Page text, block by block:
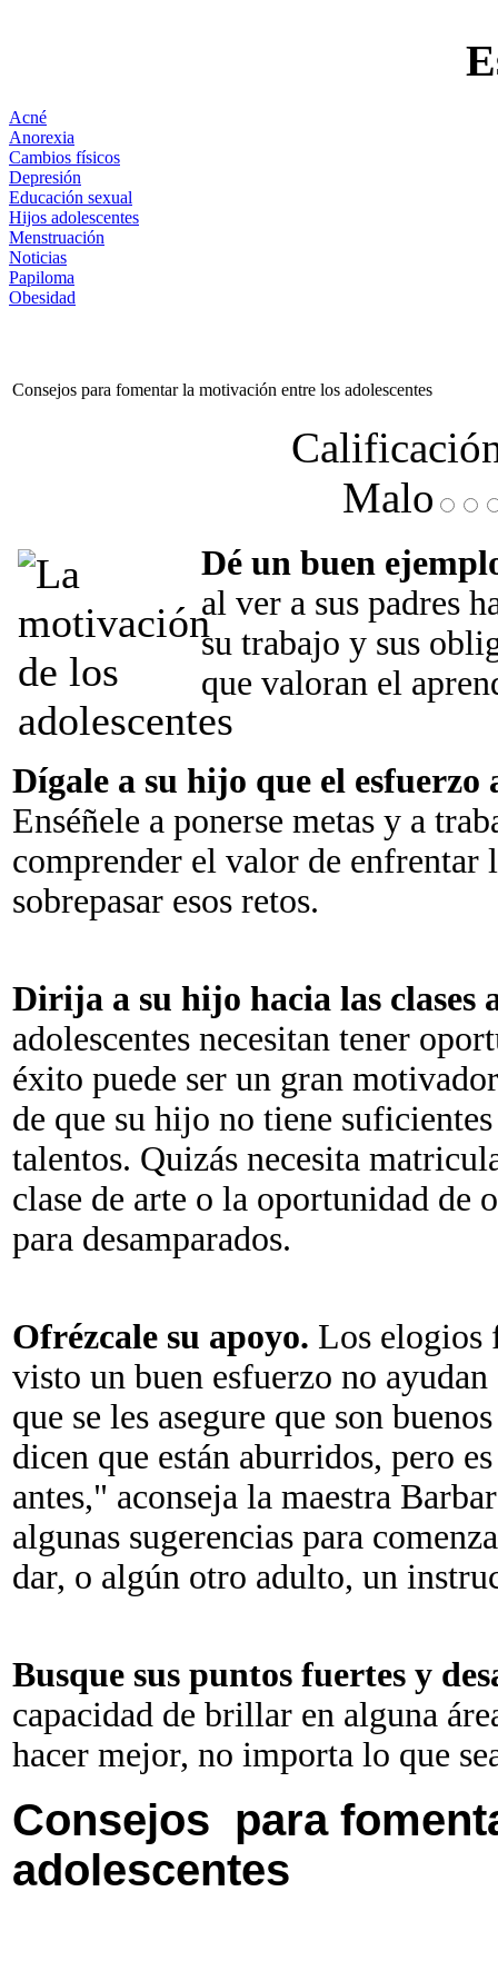
Acné
Anorexia
Cambios físicos
Depresión
Educación sexual
Hijos adolescentes
Menstruación
Noticias
Papiloma
Obesidad
Consejos para fomentar la motivación entre los adolescentes
Malo
Dé un buen
al ver a sus padres
su trabajo y sus
que valoran el
Dígale a su hijo que el esfuerzo
Enséñele a ponerse metas y a
comprender el valor de enfrentar
sobrepasar esos retos.
Dirija a su hijo hacia las clases
adolescentes necesitan tener
éxito puede ser un gran
de que su hijo no tiene
talentos. Quizás necesita
clase de arte o la oportunidad de
para desamparados.
Ofrézcale su apoyo. Los elogios
visto un buen esfuerzo no
que se les asegure que son
dicen que están aburridos, pero
antes," aconseja la maestra
algunas sugerencias para
dar, o algún otro adulto, un
Busque sus puntos fuertes y
capacidad de brillar en alguna
hacer mejor, no importa lo que
Consejos para
adolescentes